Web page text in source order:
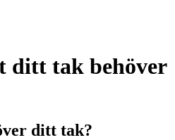
ditt tak behöver
ditt tak?